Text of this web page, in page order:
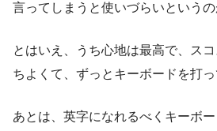
言ってしまうと使いづらいというの
とはいえ、うち心地は最高で、ス
ちよくて、ずっとキーボードを打っ
あとは、英字になれるべくキーボ